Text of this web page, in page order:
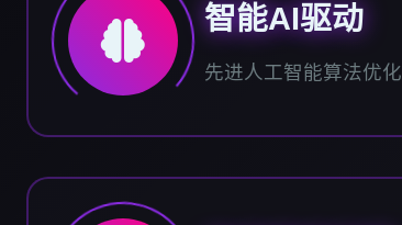
智能AI驱动
先进人工智能算法优化